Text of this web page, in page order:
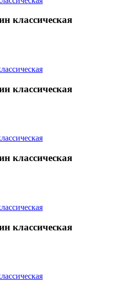
классическая
классическая
классическая
классическая